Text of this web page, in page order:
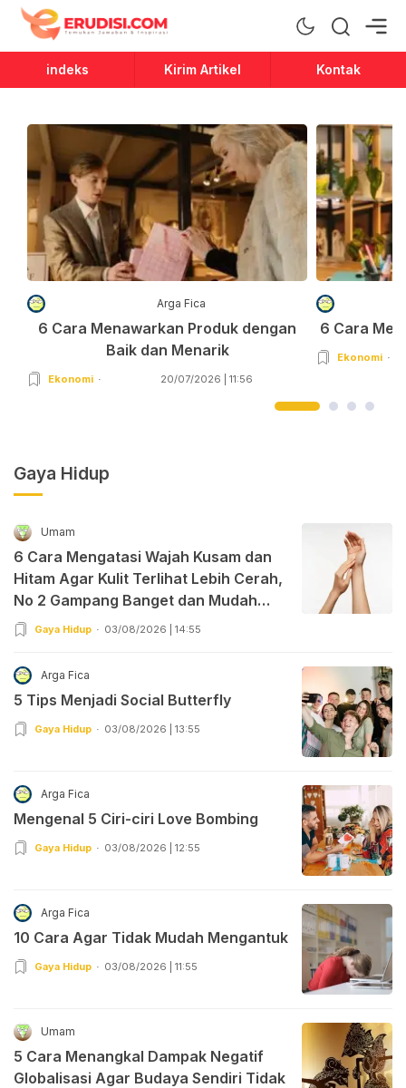
Erudisi
Temukan Jawaban dan Inspirasi
indeks Kirim Artikel Kontak
Arga Fica
6 Cara Menawarkan Produk dengan
Baik dan Menarik
Ekonomi 20/07/2026 | 11:56
6 Cara
Ekonomi
Gaya Hidup
Umam
6 Cara Mengatasi Wajah Kusam dan
Hitam Agar Kulit Terlihat Lebih Cerah,
No 2 Gampang Banget dan Mudah
Dipraktekkan!
Gaya Hidup 03/08/2026 | 14:55
Arga Fica
5 Tips Menjadi Social Butterfly
Gaya Hidup 03/08/2026 | 13:55
Arga Fica
Mengenal 5 Ciri-ciri Love Bombing
Gaya Hidup 03/08/2026 | 12:55
Arga Fica
10 Cara Agar Tidak Mudah Mengantuk
Gaya Hidup 03/08/2026 | 11:55
Umam
5 Cara Menangkal Dampak Negatif
Globalisasi Agar Budaya Sendiri Tidak